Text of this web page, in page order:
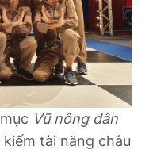
Vũ nông dân
tài năng châu